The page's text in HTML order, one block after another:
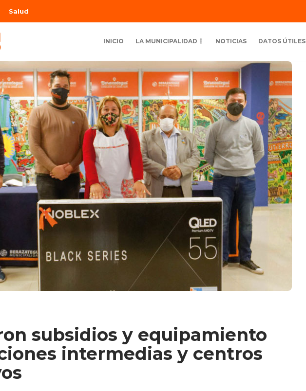
Salud
INICIO LA MUNICIPALIDAD NOTICIAS DATOS ÚTILES
subsidios y equipamiento
intermedias y centros